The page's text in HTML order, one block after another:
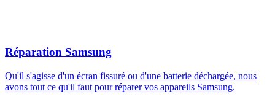
Réparation Samsung
Qu'il s'agisse d'un écran fissuré ou d'une batterie déchargée, nous
avons tout ce qu'il faut pour réparer vos appareils Samsung.